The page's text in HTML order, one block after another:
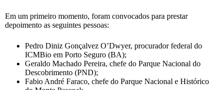
Em um primeiro momento, foram convocados para prestar
depoimento as seguintes pessoas:
Pedro Diniz Gonçalvez O’Dwyer, procurador federal do
ICMBio em Porto Seguro (BA);
Geraldo Machado Pereira, chefe do Parque Nacional do
Descobrimento (PND);
Fabio André Faraco, chefe do Parque Nacional e Histórico